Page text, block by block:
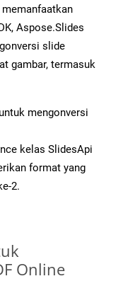
Aspose.Slides
slide
gambar, termasuk
untuk mengonversi
kelas SlidesApi
format yang
2.
Online